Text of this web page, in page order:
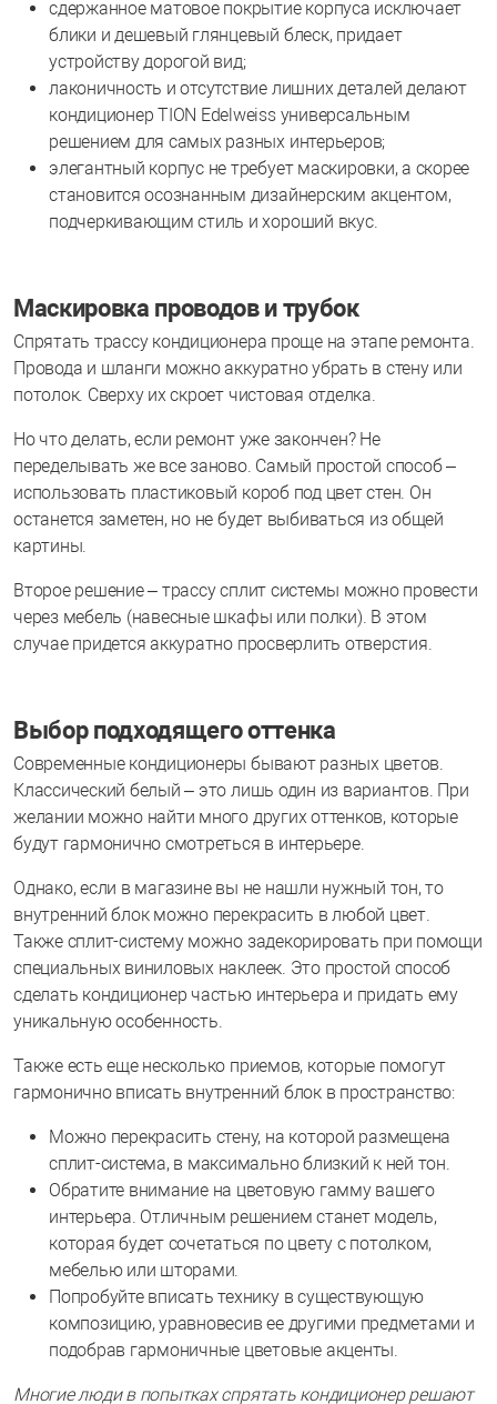
сдержанное матовое покрытие корпуса исключает
блики и дешевый глянцевый блеск, придает
устройству дорогой вид;
лаконичность и отсутствие лишних деталей делают
кондиционер TION Edelweiss универсальным
решением для самых разных интерьеров;
элегантный корпус не требует маскировки, а скорее
становится осознанным дизайнерским акцентом,
подчеркивающим стиль и хороший вкус.
Маскировка проводов и трубок
Спрятать трассу кондиционера проще на этапе ремонта.
Провода и шланги можно аккуратно убрать в стену или
потолок. Сверху их скроет чистовая отделка.
Но что делать, если ремонт уже закончен? Не
переделывать же все заново. Самый простой способ –
использовать пластиковый короб под цвет стен. Он
останется заметен, но не будет выбиваться из общей
картины.
Второе решение – трассу сплит системы можно провести
через мебель (навесные шкафы или полки). В этом
случае придется аккуратно просверлить отверстия.
Выбор подходящего оттенка
Современные кондиционеры бывают разных цветов.
Классический белый – это лишь один из вариантов. При
желании можно найти много других оттенков, которые
будут гармонично смотреться в интерьере.
Однако, если в магазине вы не нашли нужный тон, то
внутренний блок можно перекрасить в любой цвет.
Также сплит-систему можно задекорировать при помощи
специальных виниловых наклеек. Это простой способ
сделать кондиционер частью интерьера и придать ему
уникальную особенность.
Также есть еще несколько приемов, которые помогут
гармонично вписать внутренний блок в пространство:
Можно перекрасить стену, на которой размещена
сплит-система, в максимально близкий к ней тон.
Обратите внимание на цветовую гамму вашего
интерьера. Отличным решением станет модель,
которая будет сочетаться по цвету с потолком,
мебелью или шторами.
Попробуйте вписать технику в существующую
композицию, уравновесив ее другими предметами и
подобрав гармоничные цветовые акценты.
Многие люди в попытках спрятать кондиционер решают